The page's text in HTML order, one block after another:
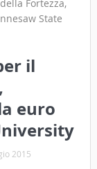
il
euro
2015